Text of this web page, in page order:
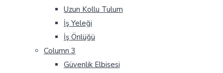
Uzun Kollu Tulum
İş Yeleği
İş Önlüğü
Column 3
Güvenlik Elbisesi